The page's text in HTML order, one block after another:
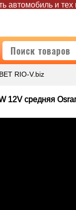
автомобиль и
RIO-V.biz
12V средняя